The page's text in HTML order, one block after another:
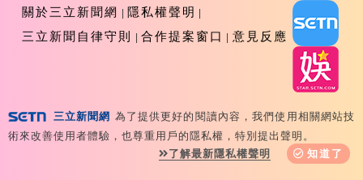
關於三立新聞網
隱私權聲明
三立新聞自律守則
合作提案窗口 意見反應
Reserved 版權所有 盜用必究 台北市內湖區舊宗路一段159
號 02-8792-8888
三立新聞網 為了提供更好的閱讀內容，我們使用相關網站技
術來改善使用者體驗，也尊重用戶的隱私權，特別提出聲明。
了解最新隱私權聲明
知道了